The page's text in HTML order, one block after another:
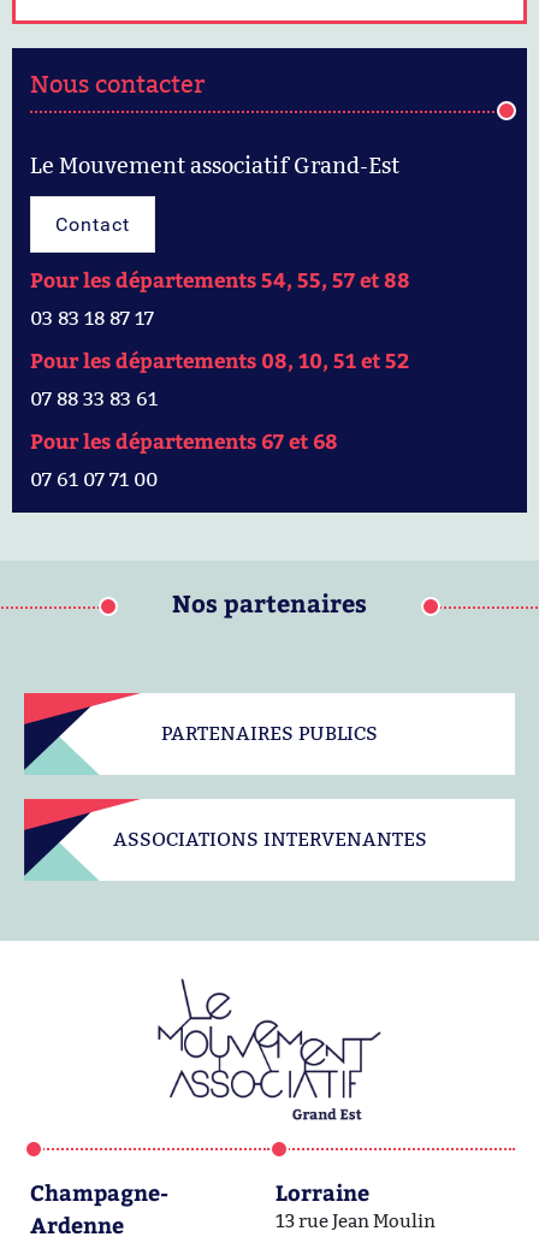
Nous contacter
Le Mouvement associatif Grand-Est
Contact
Pour les départements 54, 55, 57 et 88
03 83 18 87 17
Pour les départements 08, 10, 51 et 52
07 88 33 83 61
Pour les départements 67 et 68
07 61 07 71 00
Nos partenaires
PARTENAIRES PUBLICS
ASSOCIATIONS INTERVENANTES
Champagne-
Ardenne
Lorraine
13 rue Jean Moulin